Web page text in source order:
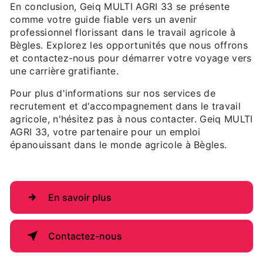
En conclusion, Geiq MULTI AGRI 33 se présente
comme votre guide fiable vers un avenir
professionnel florissant dans le travail agricole à
Bègles. Explorez les opportunités que nous offrons
et contactez-nous pour démarrer votre voyage vers
une carrière gratifiante.
Pour plus d'informations sur nos services de
recrutement et d'accompagnement dans le travail
agricole, n'hésitez pas à nous contacter. Geiq MULTI
AGRI 33, votre partenaire pour un emploi
épanouissant dans le monde agricole à Bègles.
En savoir plus
Contactez-nous